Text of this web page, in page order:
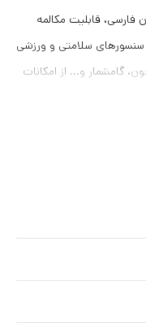
فارسی، قابلیت مکالمه
سنسورهای سلامتی و ورزشی
گامشمار و‌... از امکانات